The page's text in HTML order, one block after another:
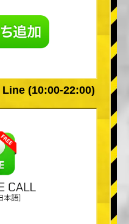
(10:00-22:00)